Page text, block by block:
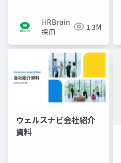
HRBrain
採用
1.3M
ウェルスナビ会社紹介
資料